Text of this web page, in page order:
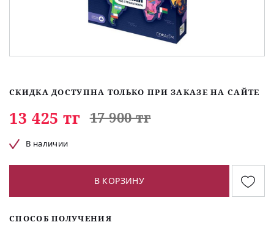
СКИДКА ДОСТУПНА ТОЛЬКО ПРИ ЗАКАЗЕ НА САЙТЕ
13 425 тг 17 900 тг
В наличии
В КОРЗИНУ
СПОСОБ ПОЛУЧЕНИЯ